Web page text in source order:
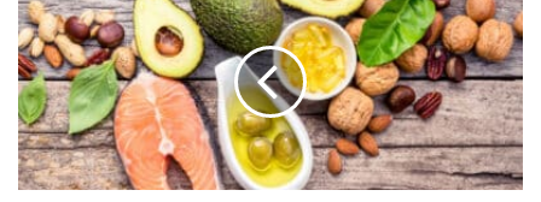
perché
gli
acidi
grassi
essenziali
sono
indispensabili
per